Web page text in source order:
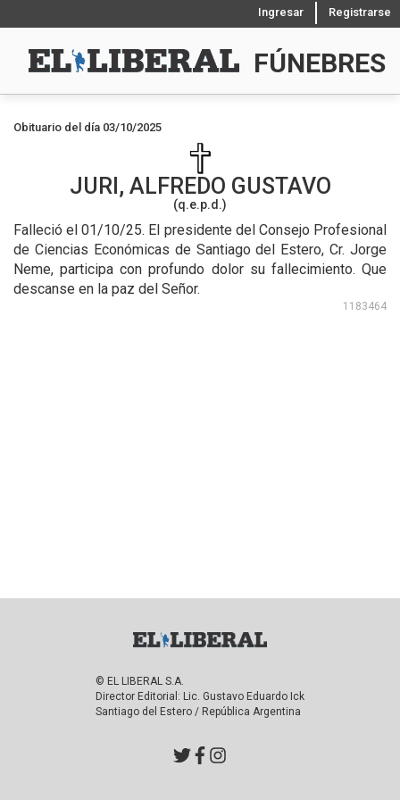
Ingresar Registrarse
FÚNEBRES
Obituario del día 03/10/2025
JURI, ALFREDO GUSTAVO
(q.e.p.d.)
Falleció el 01/10/25. El presidente del Consejo Profesional
de Ciencias Económicas de Santiago del Estero, Cr. Jorge
Neme, participa con profundo dolor su fallecimiento. Que
descanse en la paz del Señor.
1183464
© EL LIBERAL S.A.
Director Editorial: Lic. Gustavo Eduardo Ick
Santiago del Estero / República Argentina